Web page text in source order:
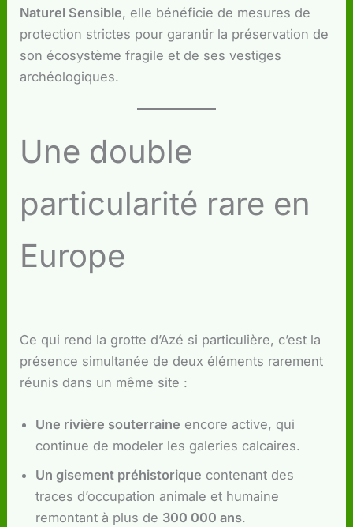
Naturel Sensible, elle bénéficie de mesures de
protection strictes pour garantir la préservation de
son écosystème fragile et de ses vestiges
archéologiques.
Une double
particularité rare en
Europe
Ce qui rend la grotte d’Azé si particulière, c’est la
présence simultanée de deux éléments rarement
réunis dans un même site :
Une rivière souterraine encore active, qui
continue de modeler les galeries calcaires.
Un gisement préhistorique contenant des
traces d’occupation animale et humaine
remontant à plus de 300 000 ans.